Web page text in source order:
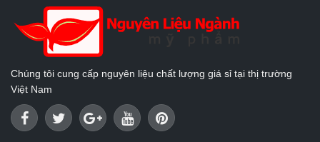
Chúng tôi cung cấp nguyên liệu chất lượng giá sỉ tại thị trường
Việt Nam